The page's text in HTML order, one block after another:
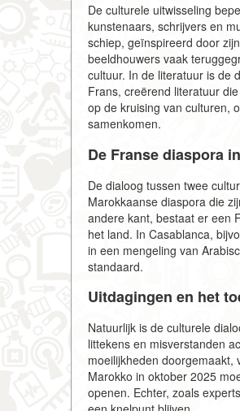
De culturele uitwisseling
kunstenaars, schrijvers en
schiep, geïnspireerd door
beeldhouwers vaak
cultuur. In de literatuur is de
Frans, creërend literatuur
op de kruising van culturen,
samenkomen.
De Franse diaspora
De dialoog tussen twee
Marokkaanse diaspora die
andere kant, bestaat er een
het land. In Casablanca,
in een mengeling van
standaard.
Uitdagingen en het
Natuurlijk is de culturele
littekens en misverstanden
moeilijkheden doorgemaakt,
Marokko in oktober 2025
openen. Echter, zoals